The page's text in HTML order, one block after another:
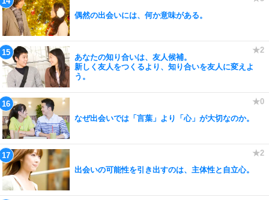
偶然の出会いには、何か意味がある。
あなたの知り合いは、友人候補。
新しく友人をつくるより、知り合いを友人に変えよ
う。
なぜ出会いでは「言葉」より「心」が大切なのか。
出会いの可能性を引き出すのは、主体性と自立心。